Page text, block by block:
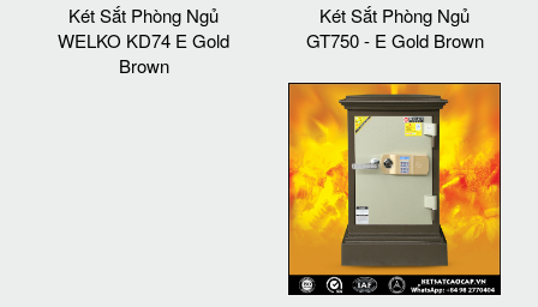
Két Sắt Phòng Ngủ
WELKO KD74 E Gold
Brown
Két Sắt Phòng Ngủ
GT750 - E Gold Brown